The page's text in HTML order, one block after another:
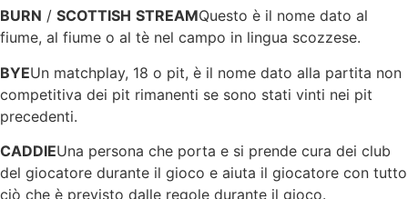
BURN / SCOTTISH STREAMQuesto è il nome dato al
fiume, al fiume o al tè nel campo in lingua scozzese.
BYEUn matchplay, 18 o pit, è il nome dato alla partita non
competitiva dei pit rimanenti se sono stati vinti nei pit
precedenti.
CADDIEUna persona che porta e si prende cura dei club
del giocatore durante il gioco e aiuta il giocatore con tutto
ciò che è previsto dalle regole durante il gioco.